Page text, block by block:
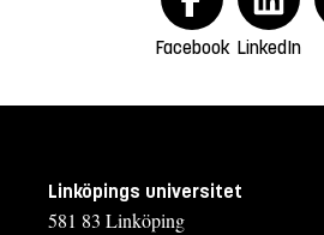
Facebook LinkedIn
Linköpings universitet
581 83 Linköping